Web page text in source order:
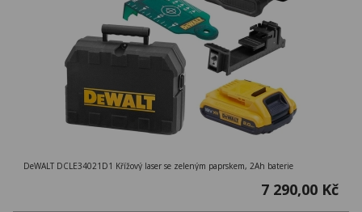
DeWALT DCLE34021D1 Křížový laser se zeleným paprskem, 2Ah baterie
7 290,00 Kč